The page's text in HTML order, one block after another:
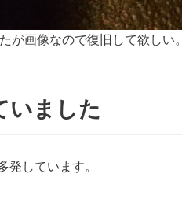
が画像なので復旧して欲しい。
いました
しています。